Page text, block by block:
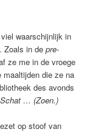
waarschijnlijk in
Zoals in depre-
ze me in de vroege
maaltijden die ze na
des avonds
… (Zoen.)
op stoof van